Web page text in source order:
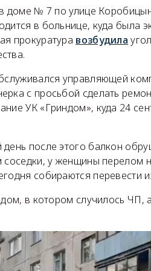
доме № 7 по улице
в больнице, куда была
прокуратура возбудила
управляющей
с просьбой сделать
УК «Гриндом», куда 24
после этого балкон
у женщины перелом
собираются перевести
в котором случилось ЧП,